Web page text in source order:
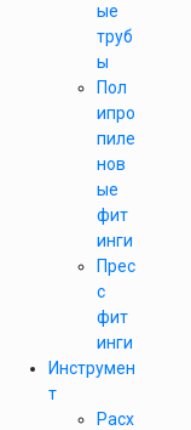
ые
труб
ы
Пол
ипро
пиле
нов
ые
фит
инги
Прес
с
фит
инги
Инструмен
т
Расх